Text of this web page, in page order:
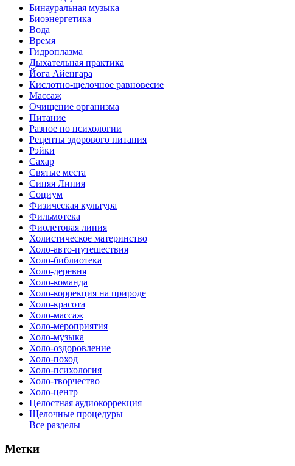
Бинауральная музыка
Биоэнергетика
Вода
Время
Гидроплазма
Дыхательная практика
Йога Айенгара
Кислотно-щелочное равновесие
Массаж
Очищение организма
Питание
Разное по психологии
Рецепты здорового питания
Рэйки
Сахар
Святые места
Синяя Линия
Социум
Физическая культура
Фильмотека
Фиолетовая линия
Холистическое материнство
Холо-авто-путешествия
Холо-библиотека
Холо-деревня
Холо-команда
Холо-коррекция на природе
Холо-красота
Холо-массаж
Холо-мероприятия
Холо-музыка
Холо-оздоровление
Холо-поход
Холо-психология
Холо-творчество
Холо-центр
Целостная аудиокоррекция
Щелочные процедуры
Все разделы
Метки